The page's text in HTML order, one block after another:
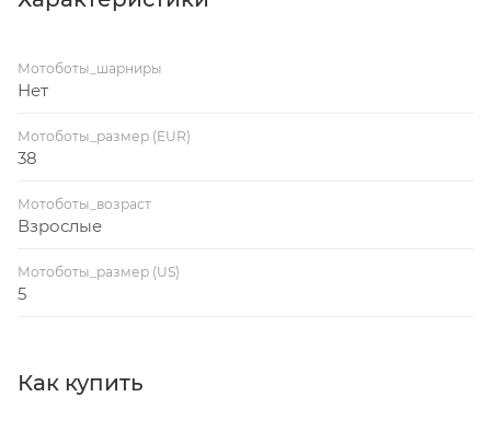
Мотоботы_шарниры
Нет
Мотоботы_размер (EUR)
38
Мотоботы_возраст
Взрослые
Мотоботы_размер (US)
5
Как купить